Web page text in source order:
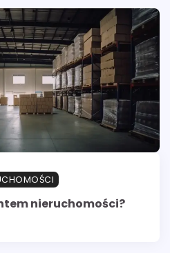
nieruchomości?